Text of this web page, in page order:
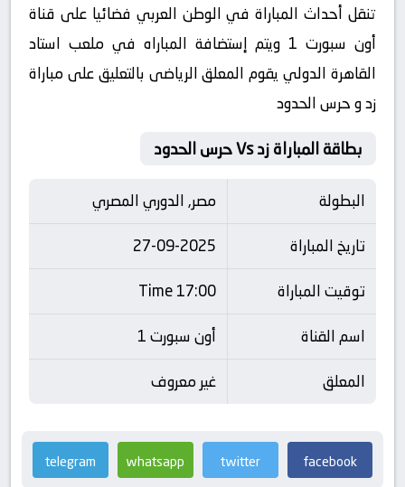
تنقل أحداث المباراة في الوطن العربي فضائيا على قناة
أون سبورت 1 ويتم إستضافة المباراه في ملعب استاد
القاهرة الدولي يقوم المعلق الرياضى بالتعليق على مباراة
زد و حرس الحدود
بطاقة المباراة زد Vs حرس الحدود
البطولة
مصر, الدوري المصري
تاريخ المباراة
27-09-2025
توقيت المباراة
17:00 Time
اسم القناة
أون سبورت 1
المعلق
غير معروف
facebook
twitter
whatsapp
telegram